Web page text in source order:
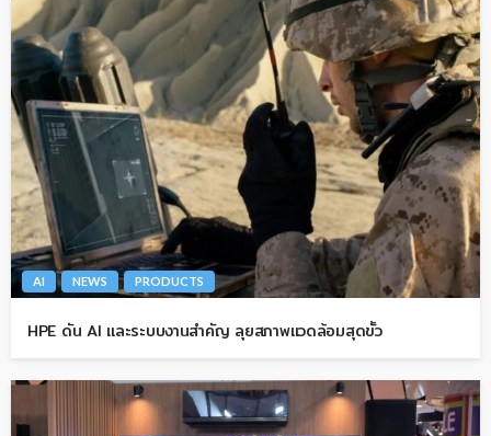
AI NEWS PRODUCTS
HPE ดัน AI และระบบงานสำคัญ ลุยสภาพแวดล้อมสุดขั้ว